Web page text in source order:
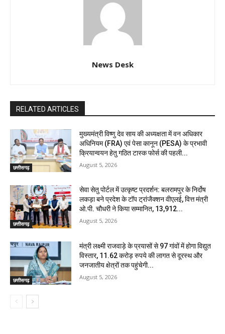
News Desk
RELATED ARTICLES
छत्तीसगढ़
मुख्यमंत्री विष्णु देव साय की अध्यक्षता में वन अधिकार
अधिनियम (FRA) एवं पेसा कानून (PESA) के प्रभावी
क्रियान्वयन हेतु गठित टास्क फोर्स की पहली...
August 5, 2026
छत्तीसगढ़
सेवा सेतु पोर्टल में उत्कृष्ट प्रदर्शन: बलरामपुर के निर्दोष
लकड़ा बने प्रदेश के टॉप ट्रांजैक्शन वीएलई, वित्त मंत्री
ओ.पी. चौधरी ने किया सम्मानित, 13,912...
August 5, 2026
छत्तीसगढ़
मंत्री लक्ष्मी राजवाड़े के प्रयासों से 97 गांवों में होगा विद्युत
विस्तार, 11.62 करोड़ रुपये की लागत से दूरस्थ और
जनजातीय क्षेत्रों तक पहुंचेगी...
August 5, 2026